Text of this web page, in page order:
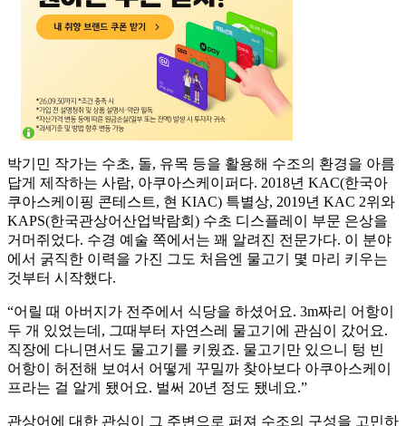
박기민 작가는 수초, 돌, 유목 등을 활용해 수조의 환경을 아름
답게 제작하는 사람, 아쿠아스케이퍼다. 2018년 KAC(한국아
쿠아스케이핑 콘테스트, 현 KIAC) 특별상, 2019년 KAC 2위와
KAPS(한국관상어산업박람회) 수초 디스플레이 부문 은상을
거머쥐었다. 수경 예술 쪽에서는 꽤 알려진 전문가다. 이 분야
에서 굵직한 이력을 가진 그도 처음엔 물고기 몇 마리 키우는
것부터 시작했다.
“어릴 때 아버지가 전주에서 식당을 하셨어요. 3m짜리 어항이
두 개 있었는데, 그때부터 자연스레 물고기에 관심이 갔어요.
직장에 다니면서도 물고기를 키웠죠. 물고기만 있으니 텅 빈
어항이 허전해 보여서 어떻게 꾸밀까 찾아보다 아쿠아스케이
프라는 걸 알게 됐어요. 벌써 20년 정도 됐네요.”
관상어에 대한 관심이 그 주변으로 퍼져 수조의 구성을 고민하